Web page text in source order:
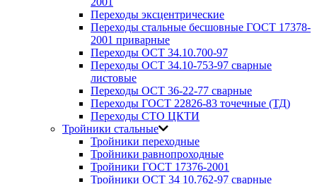
Переходы эксцентрические
Переходы стальные бесшовные ГОСТ 17378-
2001 приварные
Переходы ОСТ 34.10.700-97
Переходы ОСТ 34.10-753-97 сварные
листовые
Переходы ОСТ 36-22-77 сварные
Переходы ГОСТ 22826-83 точечные (ТД)
Переходы СТО ЦКТИ
Тройники стальные
Тройники переходные
Тройники равнопроходные
Тройники ГОСТ 17376-2001
Тройники ОСТ 34 10.762-97 сварные